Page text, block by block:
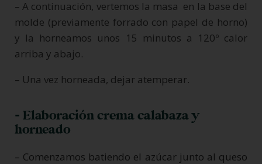
– A continuación, vertemos la masa en la base del
molde (previamente forrado con papel de horno)
y la horneamos unos 15 minutos a 120º calor
arriba y abajo.
– Una vez horneada, dejar atemperar.
- Elaboración crema calabaza y
horneado
– Comenzamos batiendo el azúcar junto al queso